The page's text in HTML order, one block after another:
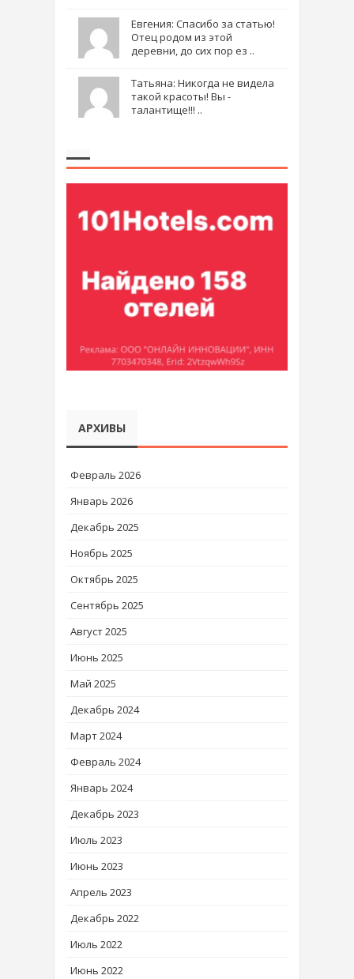
Евгения: Спасибо за статью!
Отец родом из этой
деревни, до сих пор ез ..
Татьяна: Никогда не видела
такой красоты! Вы -
талантище!!! ..
АРХИВЫ
Февраль 2026
Январь 2026
Декабрь 2025
Ноябрь 2025
Октябрь 2025
Сентябрь 2025
Август 2025
Июнь 2025
Май 2025
Декабрь 2024
Март 2024
Февраль 2024
Январь 2024
Декабрь 2023
Июль 2023
Июнь 2023
Апрель 2023
Декабрь 2022
Июль 2022
Июнь 2022